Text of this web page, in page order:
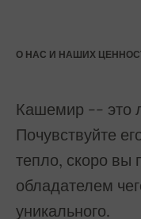
О НАС И НАШИХ
Кашемир -- это
Почувствуйте
тепло, скоро вы
обладателем
уникального.